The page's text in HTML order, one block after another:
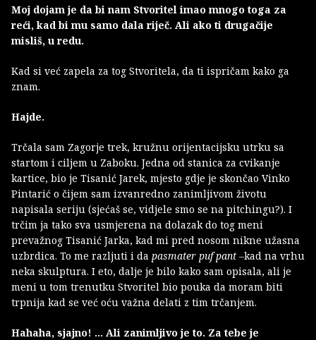
Moj dojam je da bi nam Stvoritel imao mnogo toga za
reći, kad bi mu samo dala riječ. Ali ako ti drugačije
misliš, u redu.
Kad si već zapela za tog Stvoritela, da ti ispričam kako ga
znam.
Hajde.
Trčala sam Zagorje trek, kružnu orijentacijsku utrku sa
startom i ciljem u Zaboku. Jedna od stanica za cvikanje
kartice, bio je Tisanić Jarek, mjesto gdje je skončao Vinko
Pintarić o čijem sam izvanredno zanimljivom životu
napisala seriju (sjećaš se, vidjele smo se na pitchingu?). I
trčim ja tako sva usmjerena na dolazak do tog meni
prevažnog Tisanić Jarka, kad mi pred nosom nikne užasna
uzbrdica. To me razljuti i da pasmater puf pant –kad na vrhu
neka skulptura. I eto, dalje je bilo kako sam opisala, ali je
meni u tom trenutku Stvoritel bio pouka da moram biti
trpnija kad se već oću važna delati z tim trčanjem.
Hahaha, sjajno! … Ali zanimljivo je to. Za tebe je